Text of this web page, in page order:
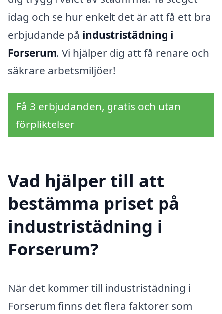
idag och se hur enkelt det är att få ett bra
erbjudande på industristädning i
Forserum. Vi hjälper dig att få renare och
säkrare arbetsmiljöer!
Få 3 erbjudanden, gratis och utan
förpliktelser
Vad hjälper till att
bestämma priset på
industristädning i
Forserum?
När det kommer till industristädning i
Forserum finns det flera faktorer som